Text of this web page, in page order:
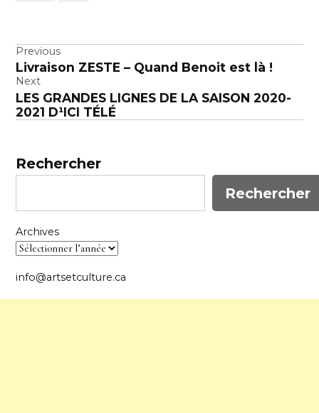
Navigation
de
l’article
Previous
Livraison ZESTE – Quand Benoit est là !
Next
LES GRANDES LIGNES DE LA SAISON 2020-
2021 D¹ICI TÉLÉ
Rechercher
Rechercher
Archives
info@artsetculture.ca